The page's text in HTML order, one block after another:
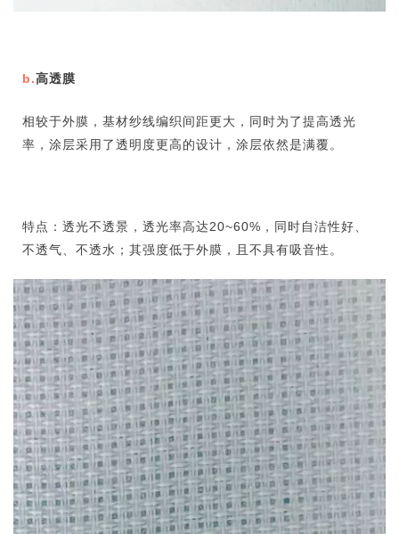
b.高透膜
相较于外膜，基材纱线编织间距更大，同时为了提高透光
率，涂层采用了透明度更高的设计，涂层依然是满覆。
特点：透光不透景，透光率高达20~60%，同时自洁性好、
不透气、不透水；其强度低于外膜，且不具有吸音性。